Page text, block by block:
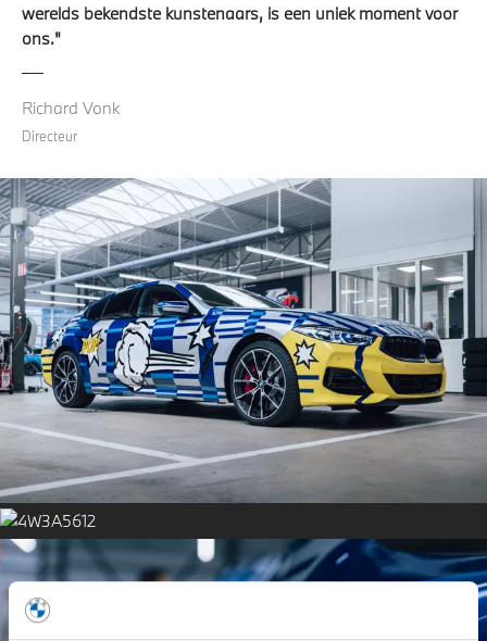
werelds bekendste kunstenaars, is een uniek moment voor
ons."
Richard Vonk
Directeur